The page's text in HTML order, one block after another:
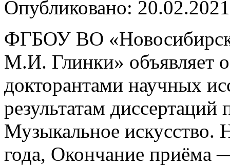
Опубликовано: 20.02.2021
ФГБОУ ВО
М.И. Глинки» объявляет
докторантами научных
результатам
Музыкальное искусство.
года, Окончание